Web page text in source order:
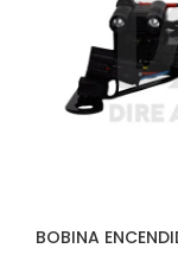
AÑADIR AL CARRITO
BOBINA